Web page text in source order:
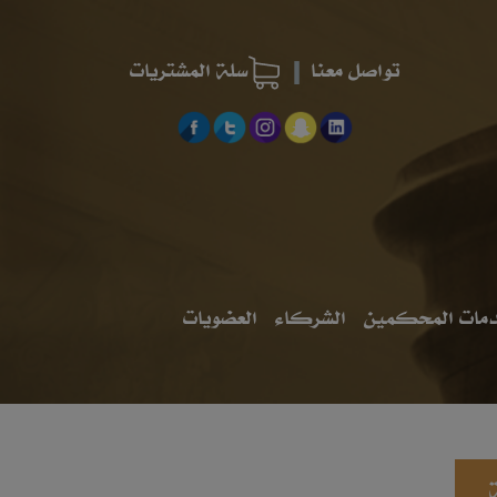
تواصل معنا سلة المشتريات
المحكمين الشركاء العضويات